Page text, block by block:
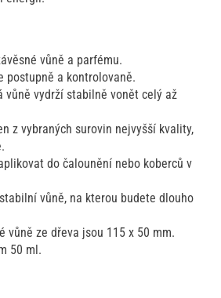
vůně a parfému.
postupně a kontrolovaně.
vůně vydrží stabilně vonět celý až
z vybraných surovin nejvyšší kvality,
do čalounění nebo koberců v
vůně, na kterou budete dlouho
vůně ze dřeva jsou 115 x 50 mm.
50 ml.